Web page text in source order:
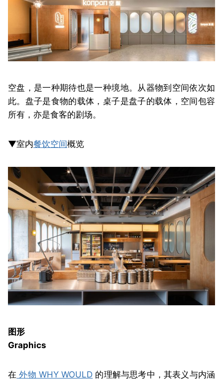
空盘，是一种期待也是一种境地。从器物到空间依次如
此。盘子是食物的载体，桌子是盘子的载体，空间包容
所有，亦是食客的剧场。
▼室内餐饮空间概览
图形
Graphics
在 外物 WHY WOULD 的理解与思考中，其表义与内涵